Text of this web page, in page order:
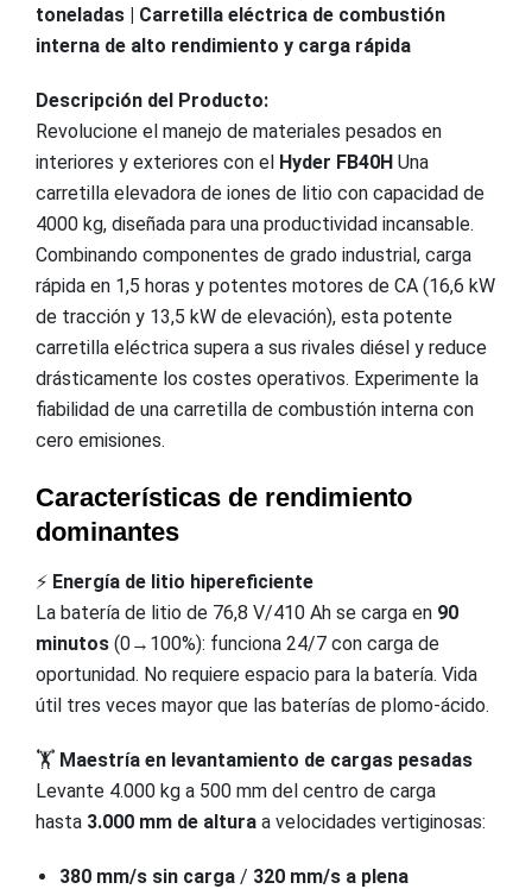
toneladas | Carretilla eléctrica de combustión
interna de alto rendimiento y carga rápida
Descripción del Producto:
Revolucione el manejo de materiales pesados en
interiores y exteriores con el Hyder FB40H Una
carretilla elevadora de iones de litio con capacidad de
4000 kg, diseñada para una productividad incansable.
Combinando componentes de grado industrial, carga
rápida en 1,5 horas y potentes motores de CA (16,6 kW
de tracción y 13,5 kW de elevación), esta potente
carretilla eléctrica supera a sus rivales diésel y reduce
drásticamente los costes operativos. Experimente la
fiabilidad de una carretilla de combustión interna con
cero emisiones.
Características de rendimiento
dominantes
⚡️ Energía de litio hipereficiente
La batería de litio de 76,8 V/410 Ah se carga en 90
minutos (0→100%): funciona 24/7 con carga de
oportunidad. No requiere espacio para la batería. Vida
útil tres veces mayor que las baterías de plomo-ácido.
🏋️ Maestría en levantamiento de cargas pesadas
Levante 4.000 kg a 500 mm del centro de carga
hasta 3.000 mm de altura a velocidades vertiginosas:
380 mm/s sin carga / 320 mm/s a plena